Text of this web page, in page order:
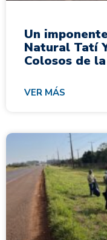
Un
Natural Tatí
Colosos de
VER MÁS